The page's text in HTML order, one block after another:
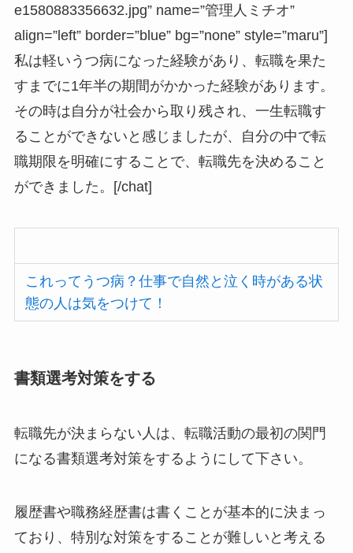
e1580883356632.jpg” name=”管理人ミチオ”
align=”left” border=”blue” bg=”none” style=”maru”]
私は軽いうつ病になった経験があり、転職を果た
すまでに1年半の期間がかかった経験があります。
その時は自分が社会から取り残され、一生転職す
ることができないと感じましたが、自分の中で転
職期限を明確にすることで、転職先を決めること
ができました。[/chat]
これってうつ病？仕事で自然と泣く時がある状
態の人は気をつけて！
書類選考対策をする
転職先が決まらない人は、転職活動の最初の関門
になる書類選考対策をするようにして下さい。
履歴書や職務経歴書は書くことが基本的に決まっ
ており、特別な対策をすることが難しいと考える